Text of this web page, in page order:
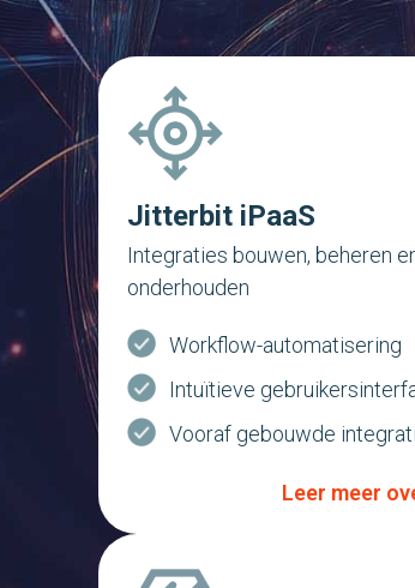
Jitterbit iPaaS
Integraties bouwen, beheren
onderhouden
Workflow-automatisering
Intuïtieve
Vooraf gebouwde
Leer meer